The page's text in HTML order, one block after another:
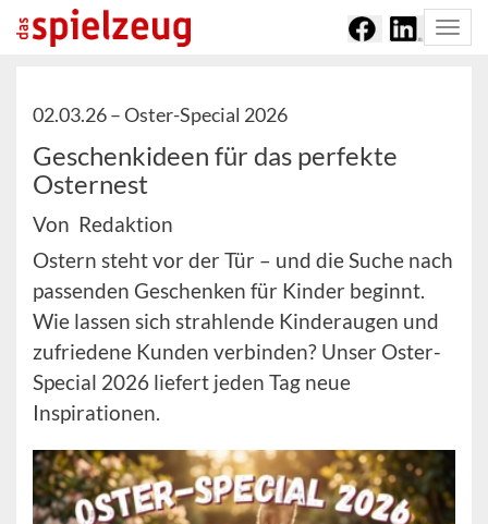
02.03.26 –Oster-Special 2026
Geschenkideen für das perfekte
Osternest
Von Redaktion
Ostern steht vor der Tür – und die Suche nach
passenden Geschenken für Kinder beginnt.
Wie lassen sich strahlende Kinderaugen und
zufriedene Kunden verbinden? Unser Oster-
Special 2026 liefert jeden Tag neue
Inspirationen.